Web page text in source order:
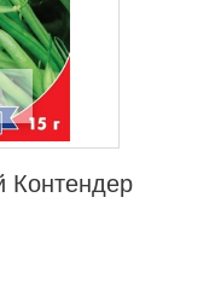
Контендер